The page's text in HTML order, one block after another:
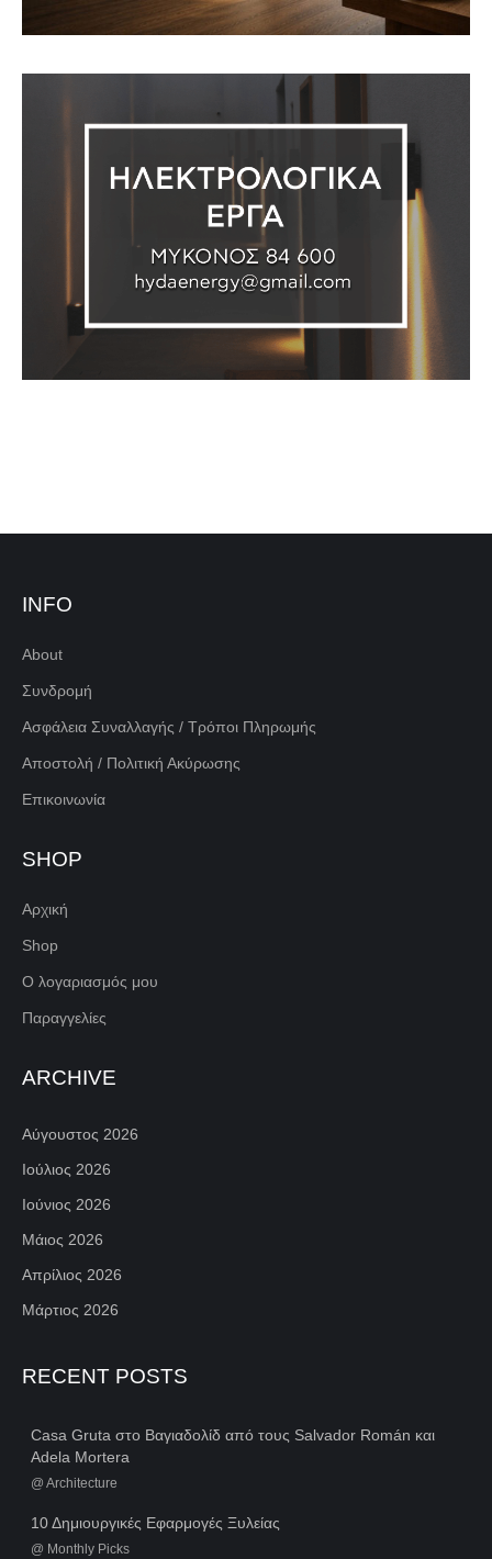
INFO
About
Συνδρομή
Ασφάλεια Συναλλαγής / Τρόποι Πληρωμής
Αποστολή / Πολιτική Ακύρωσης
Επικοινωνία
SHOP
Αρχική
Shop
Ο λογαριασμός μου
Παραγγελίες
ARCHIVE
Αύγουστος 2026
Ιούλιος 2026
Ιούνιος 2026
Μάιος 2026
Απρίλιος 2026
Μάρτιος 2026
RECENT POSTS
Casa Gruta στο Βαγιαδολίδ από τους Salvador Román και
Adela Mortera
@ Architecture
10 Δημιουργικές Εφαρμογές Ξυλείας
@ Monthly Picks